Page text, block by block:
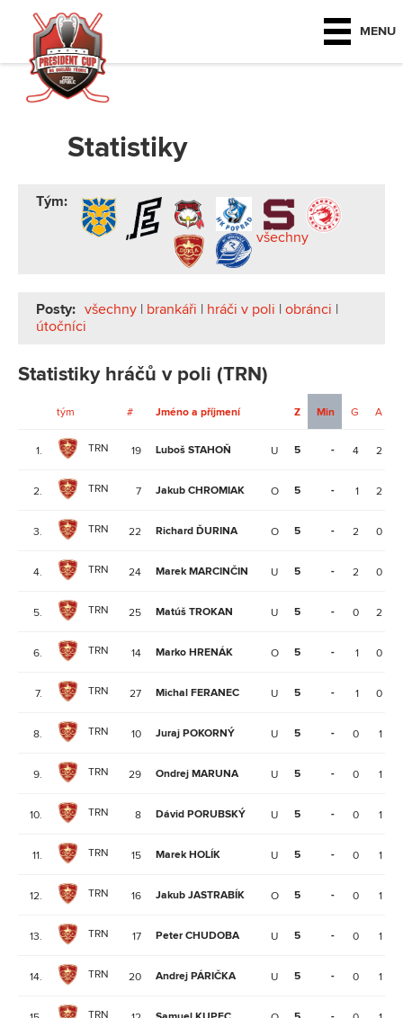
MENU
Statistiky
Tým:
všechny
Posty: všechny | brankáři | hráči v poli | obránci |
útočníci
Statistiky hráčů v poli (TRN)
tým # Jméno a příjmení Z Min G A
1. TRN 19 Luboš STAHOŇ U 5 - 4 2
2. TRN 7 Jakub CHROMIAK O 5 - 1 2
3. TRN 22 Richard ĎURINA O 5 - 2 0
4. TRN 24 Marek MARCINČIN U 5 - 2 0
5. TRN 25 Matúš TROKAN U 5 - 0 2
6. TRN 14 Marko HRENÁK O 5 - 1 0
7. TRN 27 Michal FERANEC U 5 - 1 0
8. TRN 10 Juraj POKORNÝ U 5 - 0 1
9. TRN 29 Ondrej MARUNA U 5 - 0 1
10. TRN 8 Dávid PORUBSKÝ U 5 - 0 1
11. TRN 15 Marek HOLÍK U 5 - 0 1
12. TRN 16 Jakub JASTRABÍK O 5 - 0 1
13. TRN 17 Peter CHUDOBA U 5 - 0 1
14. TRN 20 Andrej PÁRIČKA U 5 - 0 1
TRN